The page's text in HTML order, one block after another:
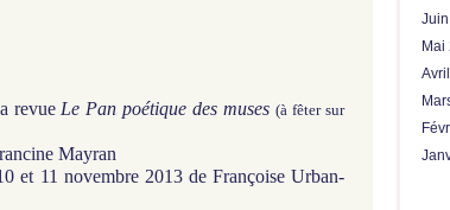
revue Le Pan poétique des muses (à fêter sur
Mayran
et 11 novembre 2013 de Françoise Urban-
Mai